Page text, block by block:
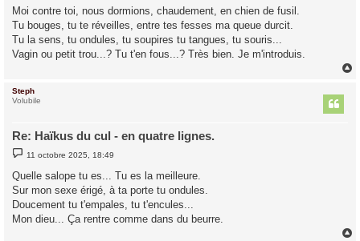
s
s
a
g
e
Moi contre toi, nous dormions, chaudement, en chien de fusil.
Tu bouges, tu te réveilles, entre tes fesses ma queue durcit.
Tu la sens, tu ondules, tu soupires tu tangues, tu souris...
Vagin ou petit trou...? Tu t'en fous...? Très bien. Je m'introduis.
Steph
Volubile
Re: Haïkus du cul - en quatre lignes.
M
e
s
a
e
11 octobre 2025, 18:49
Quelle salope tu es... Tu es la meilleure.
Sur mon sexe érigé, à ta porte tu ondules.
Doucement tu t'empales, tu t'encules...
Mon dieu... Ça rentre comme dans du beurre.